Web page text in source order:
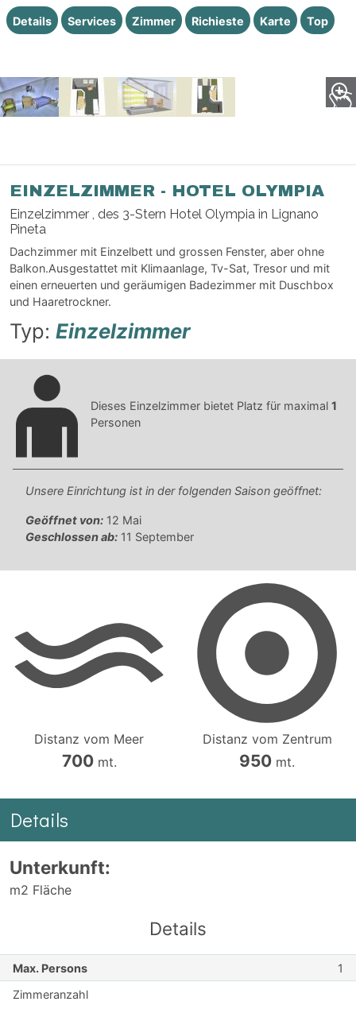
EINZELZIMMER - HOTEL OLYMPIA
Einzelzimmer , des 3-Stern Hotel Olympia in Lignano
Pineta
Dachzimmer mit Einzelbett und grossen Fenster, aber ohne
Balkon.Ausgestattet mit Klimaanlage, Tv-Sat, Tresor und mit
einen erneuerten und geräumigen Badezimmer mit Duschbox
und Haaretrockner.
Details Services Zimmer Richieste Karte Top
Typ: Einzelzimmer
Dieses Einzelzimmer bietet Platz für maximal 1
Personen
Unsere Einrichtung ist in der folgenden Saison geöffnet:
Geöffnet von: 12 Mai
Geschlossen ab: 11 September
Distanz vom Meer
700mt.
Distanz vom Zentrum
950 mt.
Details
Unterkunft:
m2 Fläche
Details
Max. Persons
1
Zimmeranzahl